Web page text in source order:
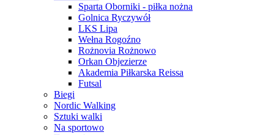
Sparta Oborniki - piłka nożna
Golnica Ryczywół
LKS Lipa
Wełna Rogoźno
Rożnovia Rożnowo
Orkan Objezierze
Akademia Piłkarska Reissa
Futsal
Biegi
Nordic Walking
Sztuki walki
Na sportowo